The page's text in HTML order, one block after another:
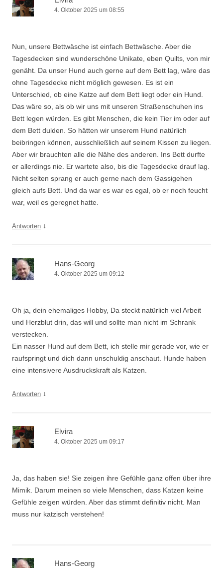
4. Oktober 2025 um 08:55
Nun, unsere Bettwäsche ist einfach Bettwäsche. Aber die
Tagesdecken sind wunderschöne Unikate, eben Quilts, von mir
genäht. Da unser Hund auch gerne auf dem Bett lag, wäre das
ohne Tagesdecke nicht möglich gewesen. Es ist ein
Unterschied, ob eine Katze auf dem Bett liegt oder ein Hund.
Das wäre so, als ob wir uns mit unseren Straßenschuhen ins
Bett legen würden. Es gibt Menschen, die kein Tier im oder auf
dem Bett dulden. So hätten wir unserem Hund natürlich
beibringen können, ausschließlich auf seinem Kissen zu liegen.
Aber wir brauchten alle die Nähe des anderen. Ins Bett durfte
er allerdings nie. Er wartete also, bis die Tagesdecke drauf lag.
Nicht selten sprang er auch gerne nach dem Gassigehen
gleich aufs Bett. Und da war es war es egal, ob er noch feucht
war, weil es geregnet hatte.
Antworten ↓
Hans-Georg
4. Oktober 2025 um 09:12
Oh ja, dein ehemaliges Hobby, Da steckt natürlich viel Arbeit
und Herzblut drin, das will und sollte man nicht im Schrank
verstecken.
Ein nasser Hund auf dem Bett, ich stelle mir gerade vor, wie er
raufspringt und dich dann unschuldig anschaut. Hunde haben
eine intensivere Ausdruckskraft als Katzen.
Antworten ↓
Elvira
4. Oktober 2025 um 09:17
Ja, das haben sie! Sie zeigen ihre Gefühle ganz offen über ihre
Mimik. Darum meinen so viele Menschen, dass Katzen keine
Gefühle zeigen würden. Aber das stimmt definitiv nicht. Man
muss nur katzisch verstehen!
Hans-Georg